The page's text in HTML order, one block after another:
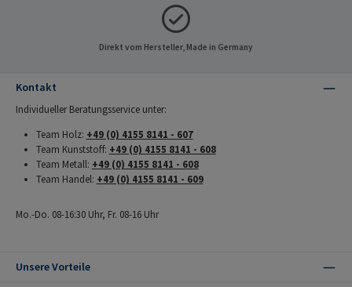
Direkt vom Hersteller, Made in Germany
Kontakt
Individueller Beratungsservice unter:
Team Holz: +49 (0) 4155 8141 - 607
Team Kunststoff: +49 (0) 4155 8141 - 608
Team Metall: +49 (0) 4155 8141 - 608
Team Handel: +49 (0) 4155 8141 - 609
Mo.-Do. 08-16:30 Uhr, Fr. 08-16 Uhr
Unsere Vorteile